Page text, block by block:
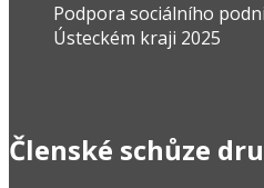
Podpora sociálního
Ústeckém kraji 2025
Členské schůze